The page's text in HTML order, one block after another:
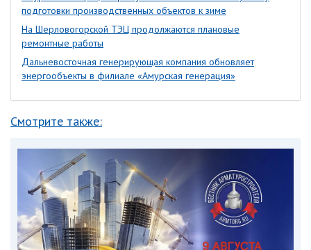
подготовки производственных объектов к зиме
На Шерловогорской ТЭЦ продолжаются плановые
ремонтные работы
Дальневосточная генерирующая компания обновляет
энергообъекты в филиале «Амурская генерация»
Смотрите также: